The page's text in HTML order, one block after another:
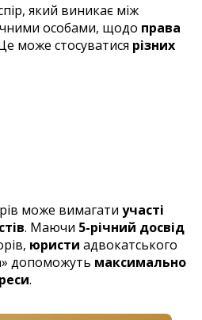
який виникає між
особами, щодо права
може стосуватися різних
може вимагати участі
. Маючи 5-річний досвід
юристи адвокатського
допоможуть максимально
.